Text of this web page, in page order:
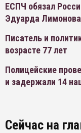
ЕСПЧ обязал
Эдуарда Лимонова
Писатель и
возрасте 77 лет
Полицейские
и задержали 14
Сейчас на